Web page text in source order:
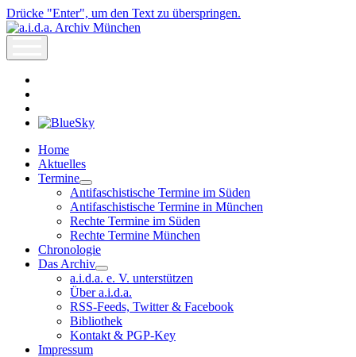
Drücke "Enter", um den Text zu überspringen.
a.i.d.a.
Archiv
München
archiv.de
Home
Aktuelles
Termine
open
dropdown
menu
Antifaschistische Termine im Süden
Antifaschistische Termine in München
Rechte Termine im Süden
Rechte Termine München
Chronologie
Das Archiv
open
dropdown
menu
a.i.d.a. e. V. unterstützen
Über a.i.d.a.
RSS-Feeds, Twitter & Facebook
Bibliothek
Kontakt & PGP-Key
Impressum